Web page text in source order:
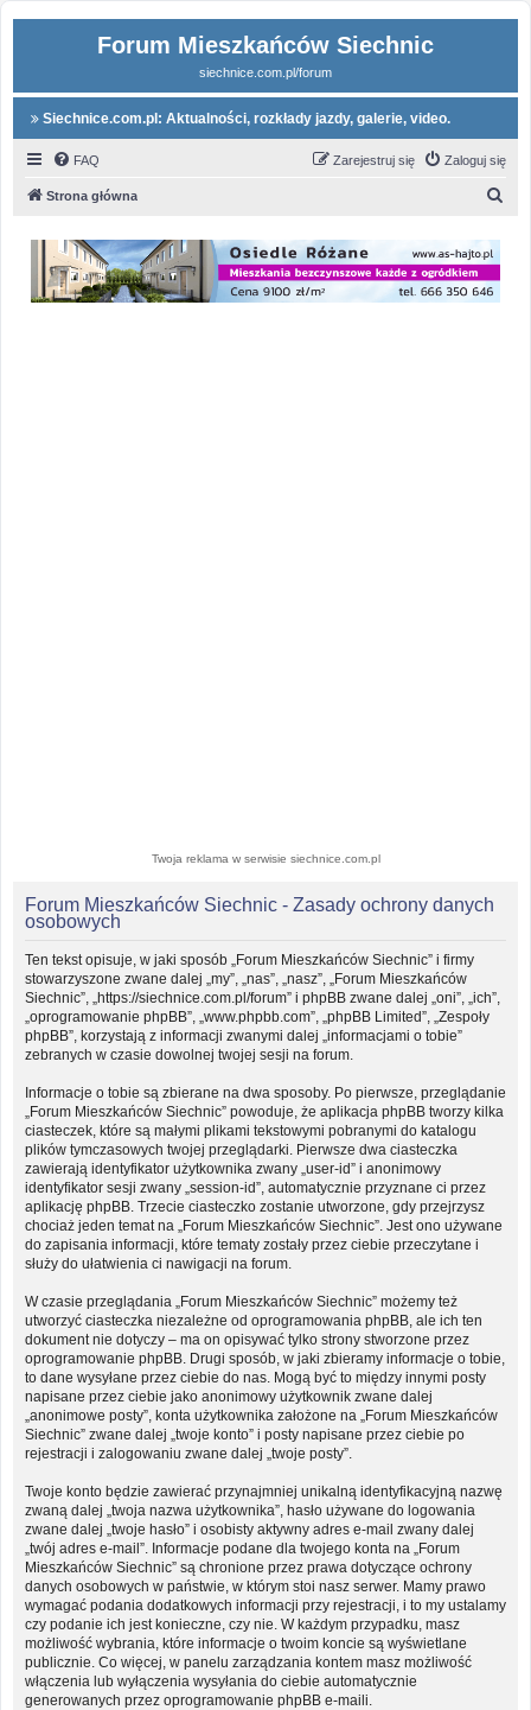
Forum Mieszkańców Siechnic
siechnice.com.pl/forum
Siechnice.com.pl: Aktualności, rozkłady jazdy, galerie, video.
FAQ Zaloguj się
Zarejestruj się
Strona główna
Twoja reklama w serwisie siechnice.com.pl
Forum Mieszkańców Siechnic - Zasady ochrony danych
osobowych
Ten tekst opisuje, w jaki sposób „Forum Mieszkańców Siechnic” i firmy
stowarzyszone zwane dalej „my”, „nas”, „nasz”, „Forum Mieszkańców
Siechnic”, „https://siechnice.com.pl/forum” i phpBB zwane dalej „oni”, „ich”,
„oprogramowanie phpBB”, „www.phpbb.com”, „phpBB Limited”, „Zespoły
phpBB”, korzystają z informacji zwanymi dalej „informacjami o tobie”
zebranych w czasie dowolnej twojej sesji na forum.
Informacje o tobie są zbierane na dwa sposoby. Po pierwsze, przeglądanie
„Forum Mieszkańców Siechnic” powoduje, że aplikacja phpBB tworzy kilka
ciasteczek, które są małymi plikami tekstowymi pobranymi do katalogu
plików tymczasowych twojej przeglądarki. Pierwsze dwa ciasteczka
zawierają identyfikator użytkownika zwany „user-id” i anonimowy
identyfikator sesji zwany „session-id”, automatycznie przyznane ci przez
aplikację phpBB. Trzecie ciasteczko zostanie utworzone, gdy przejrzysz
chociaż jeden temat na „Forum Mieszkańców Siechnic”. Jest ono używane
do zapisania informacji, które tematy zostały przez ciebie przeczytane i
służy do ułatwienia ci nawigacji na forum.
W czasie przeglądania „Forum Mieszkańców Siechnic” możemy też
utworzyć ciasteczka niezależne od oprogramowania phpBB, ale ich ten
dokument nie dotyczy – ma on opisywać tylko strony stworzone przez
oprogramowanie phpBB. Drugi sposób, w jaki zbieramy informacje o tobie,
to dane wysyłane przez ciebie do nas. Mogą być to między innymi posty
napisane przez ciebie jako anonimowy użytkownik zwane dalej
„anonimowe posty”, konta użytkownika założone na „Forum Mieszkańców
Siechnic” zwane dalej „twoje konto” i posty napisane przez ciebie po
rejestracji i zalogowaniu zwane dalej „twoje posty”.
Twoje konto będzie zawierać przynajmniej unikalną identyfikacyjną nazwę
zwaną dalej „twoja nazwa użytkownika”, hasło używane do logowania
zwane dalej „twoje hasło” i osobisty aktywny adres e-mail zwany dalej
„twój adres e-mail”. Informacje podane dla twojego konta na „Forum
Mieszkańców Siechnic” są chronione przez prawa dotyczące ochrony
danych osobowych w państwie, w którym stoi nasz serwer. Mamy prawo
wymagać podania dodatkowych informacji przy rejestracji, i to my ustalamy
czy podanie ich jest konieczne, czy nie. W każdym przypadku, masz
możliwość wybrania, które informacje o twoim koncie są wyświetlane
publicznie. Co więcej, w panelu zarządzania kontem masz możliwość
włączenia lub wyłączenia wysyłania do ciebie automatycznie
generowanych przez oprogramowanie phpBB e-maili.